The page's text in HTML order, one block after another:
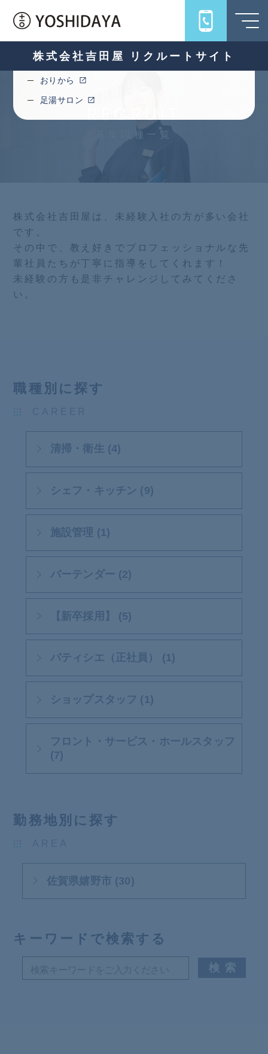
株式会社吉田屋 リクルートサイト
うちろじ
キハコ
十一ロ
おりから
足湯サロン
RECRUIT
募集職種一覧
株式会社吉田屋は、未経験入社の方が多い会社
です。
その中で、教え好きでプロフェッショナルな先
輩社員たちが丁寧に指導をしてくれます！
未経験の方も是非チャレンジしてみてくださ
い。
職種別に探す
清掃・衛生 (4)
シェフ・キッチン (9)
施設管理 (1)
バーテンダー (2)
【新卒採用】 (5)
パティシエ（正社員） (1)
ショップスタッフ (1)
フロント・サービス・ホールスタッフ
(7)
勤務地別に探す
佐賀県嬉野市 (30)
キーワードで検索する